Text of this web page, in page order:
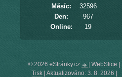
Online: 19
Měsíc:
32596
Den:
967
© 2026 eStránky.cz WebSlice
Tisk| Aktualizováno: 3. 8. 2026